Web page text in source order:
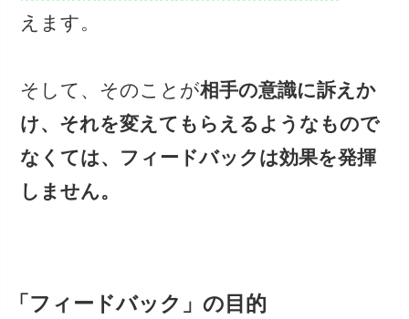
えます。
そして、そのことが相手の意識に訴えか
け、それを変えてもらえるようなもので
なくては、フィードバックは効果を発揮
しません。
「フィードバック」の目的